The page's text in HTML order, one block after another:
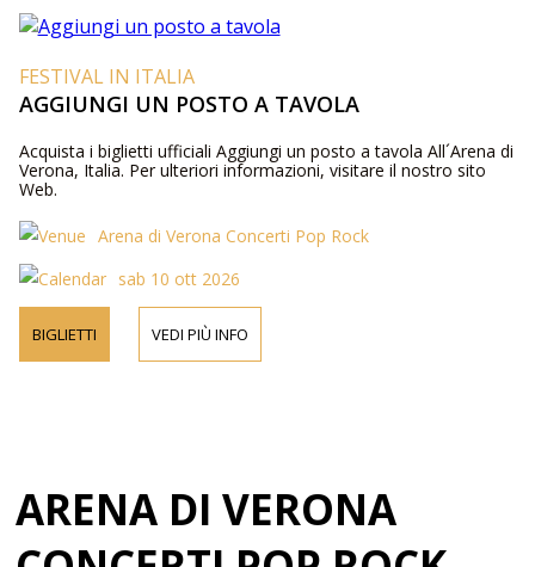
FESTIVAL IN ITALIA
AGGIUNGI UN POSTO A TAVOLA
Acquista i biglietti ufficiali Aggiungi un posto a tavola All´Arena di
Verona, Italia. Per ulteriori informazioni, visitare il nostro sito
Web.
Arena di Verona Concerti Pop Rock
sab 10 ott 2026
BIGLIETTI VEDI PIÙ INFO
ARENA DI VERONA